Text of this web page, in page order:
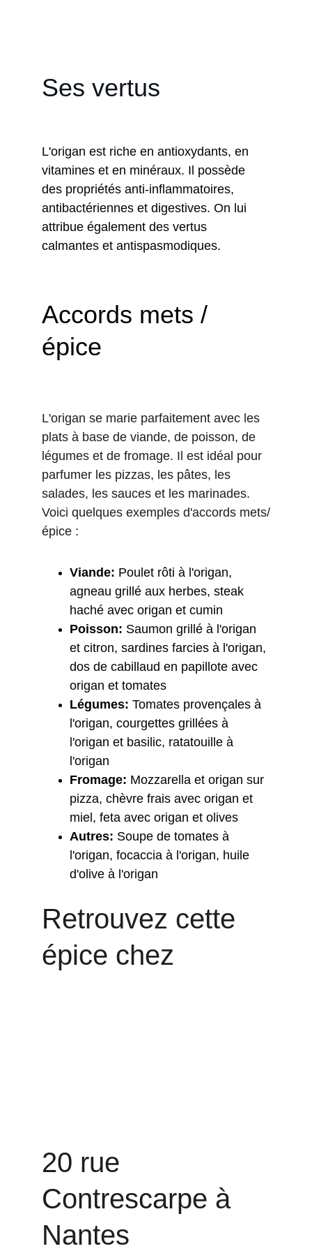
Ses vertus
L'origan est riche en antioxydants, en
vitamines et en minéraux. Il possède
des propriétés anti-inflammatoires,
antibactériennes et digestives. On lui
attribue également des vertus
calmantes et antispasmodiques.
Accords mets /
épice
L'origan se marie parfaitement avec les
plats à base de viande, de poisson, de
légumes et de fromage. Il est idéal pour
parfumer les pizzas, les pâtes, les
salades, les sauces et les marinades.
Voici quelques exemples d'accords mets/
épice :
Viande: Poulet rôti à l'origan,
agneau grillé aux herbes, steak
haché avec origan et cumin
Poisson: Saumon grillé à l'origan
et citron, sardines farcies à l'origan,
dos de cabillaud en papillote avec
origan et tomates
Légumes: Tomates provençales à
l'origan, courgettes grillées à
l'origan et basilic, ratatouille à
l'origan
Fromage: Mozzarella et origan sur
pizza, chèvre frais avec origan et
miel, feta avec origan et olives
Autres: Soupe de tomates à
l'origan, focaccia à l'origan, huile
d'olive à l'origan
Retrouvez cette
épice chez
20 rue
Contrescarpe à
Nantes